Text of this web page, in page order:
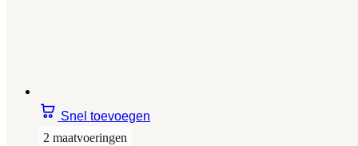
Snel toevoegen
2 maatvoeringen